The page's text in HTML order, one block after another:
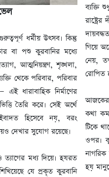
ধর্মীয় উৎসব। কিন্তু
বা পশু কুরবানির মধ্যে
আত্মনিয়ন্ত্রণ, শৃঙ্খলা,
থেকে পরিবার, পরিবার
ধারাবাহিক নির্মাণের
তৈরি করে। সেই অর্থে
হিসেবে নয়, বরং
দেখার সুযোগ রয়েছে।
মধ্য দিয়ে। হযরত
যে প্রকৃত কুরবানি
ব্যক্তি
গিয়ে
নেয়,
রোপিত
‎আজকের
কথা কম
টিকে
ওপর।
হয়